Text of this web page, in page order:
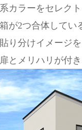
カラーをセレク
が2つ合体して
り分けイメージ
とメリハリが付